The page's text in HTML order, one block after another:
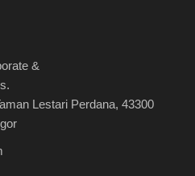
&
Lestari Perdana, 43300